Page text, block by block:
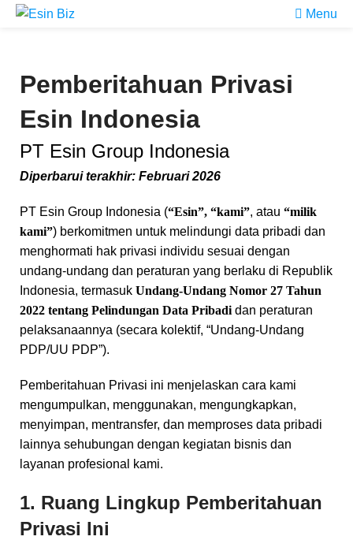
Menu
Pemberitahuan Privasi
Esin Indonesia
PT Esin Group Indonesia
Diperbarui terakhir: Februari 2026
PT Esin Group Indonesia (“Esin”, “kami”, atau “milik
kami”) berkomitmen untuk melindungi data pribadi dan
menghormati hak privasi individu sesuai dengan
undang-undang dan peraturan yang berlaku di Republik
Indonesia, termasuk Undang-Undang Nomor 27 Tahun
2022 tentang Pelindungan Data Pribadi dan peraturan
pelaksanaannya (secara kolektif, “Undang-Undang
PDP/UU PDP”).
Pemberitahuan Privasi ini menjelaskan cara kami
mengumpulkan, menggunakan, mengungkapkan,
menyimpan, mentransfer, dan memproses data pribadi
lainnya sehubungan dengan kegiatan bisnis dan
layanan profesional kami.
1. Ruang Lingkup Pemberitahuan
Privasi Ini